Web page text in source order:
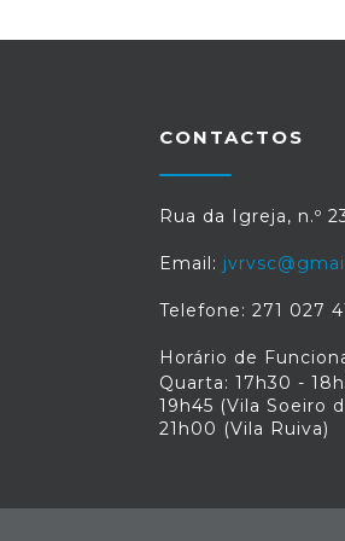
CONTACTOS
Rua da Igreja, n.º
Email:
Telefone: 271 027
Horário de
Quarta: 17h30 -
19h45 (Vila Soeiro
21h00 (Vila Ruiva)